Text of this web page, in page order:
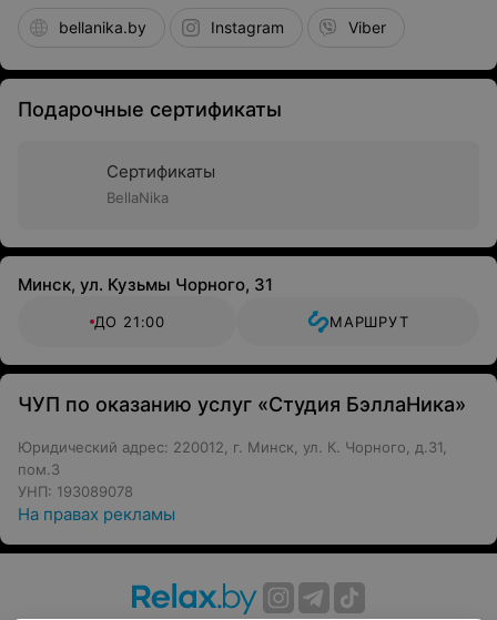
bellanika.by Instagram Viber
Подарочные сертификаты
Сертификаты
BellaNika
Минск, ул. Кузьмы Чорного, 31
ДО 21:00 МАРШРУТ
ЧУП по оказанию услуг «Студия БэллаНика»
Юридический адрес: 220012, г. Минск, ул. К. Чорного, д.31,
пом.3
УНП: 193089078
На правах рекламы